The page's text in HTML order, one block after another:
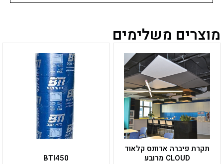
מוצרים משלימים
תקרת פיברה אדוונס קלאוד
CLOUD מרובע
זה
מספר
סוגים.
ניתן
לבחור
את
האפשרויות
בעמוד
המוצר
BTI450
זה
יש
מספר
סוגים.
ניתן
לבחור
את
האפשרויות
בעמוד